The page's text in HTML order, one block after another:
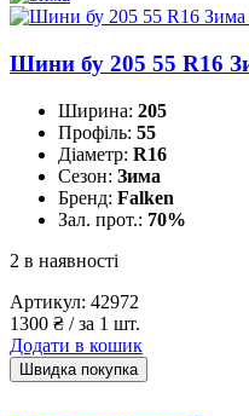
Шини бу 205 55 R16
Ширина: 205
Профіль: 55
Діаметр: R16
Сезон: Зима
Бренд: Falken
Зал. прот.: 70%
2 в наявності
Артикул: 42972
1300 ₴ / за 1 шт.
Додати в кошик
Швидка покупка